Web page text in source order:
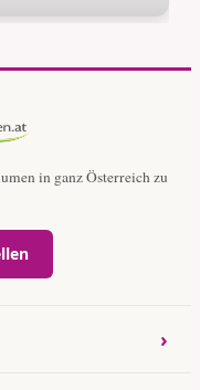
in ganz Österreich zu
›